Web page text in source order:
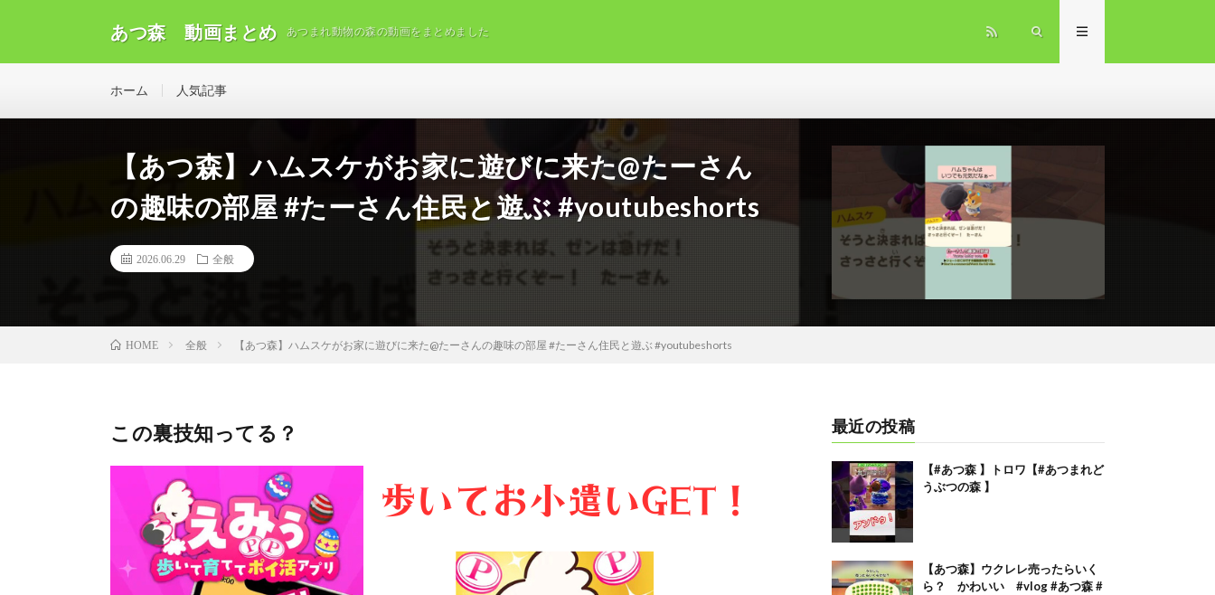
あつ森 動画まとめ あつまれ動物の森の動画をまとめました
ホーム 人気記事
【あつ森】ハムスケがお家に遊びに来た@たーさん
の趣味の部屋 #たーさん住民と遊ぶ #youtubeshorts
2026.06.29 全般
HOME 全般 【あつ森】ハムスケがお家に遊びに来た@たーさんの趣味の部屋 #たーさん住民と遊ぶ #youtubeshorts
この裏技知ってる？ 最近の投稿
【#あつ森 】トロワ【#あつまれど
うぶつの森 】
【あつ森】ウクレレ売ったらいく
ら？ かわいい #vlog #あつ森 #